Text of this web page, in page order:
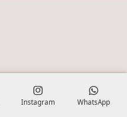
Instagram WhatsApp